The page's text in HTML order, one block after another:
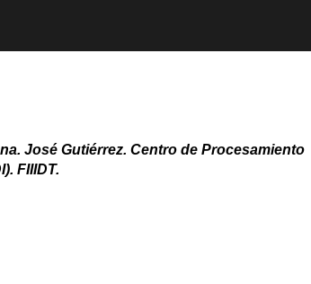
José Gutiérrez. Centro de Procesamiento
FIIIDT.